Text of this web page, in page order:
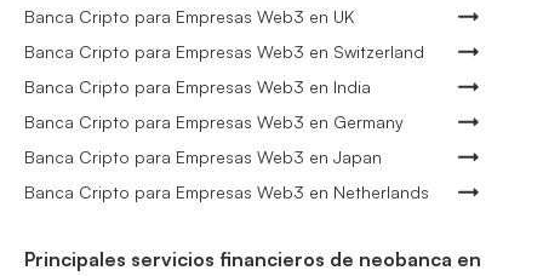
Banca Cripto para Empresas Web3 en UK
Banca Cripto para Empresas Web3 en Switzerland
Banca Cripto para Empresas Web3 en India
Banca Cripto para Empresas Web3 en Germany
Banca Cripto para Empresas Web3 en Japan
Banca Cripto para Empresas Web3 en Netherlands
Principales servicios financieros de neobanca en